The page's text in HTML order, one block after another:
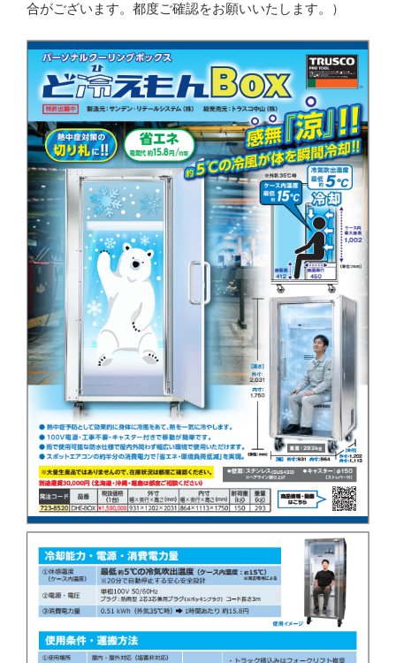
合がございます。都度ご確認をお願いいたします。）